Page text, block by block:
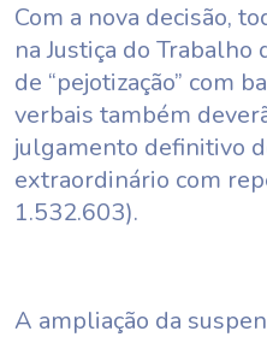
Com a nova decisão,
na Justiça do
de “pejotização” com
verbais também
julgamento definitivo
extraordinário com
1.532.603).
A ampliação da